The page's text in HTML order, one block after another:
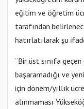
eğitim ve öğretim
tarafından
hatırlatılarak şu
“Bir üst sınıfa
başaramadığı ve
için dönem/yıllık
alınmaması